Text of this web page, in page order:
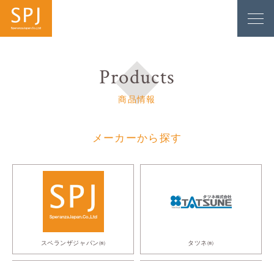
Products
商品情報
メーカーから探す
スペランザジャパン㈱ タツネ㈱